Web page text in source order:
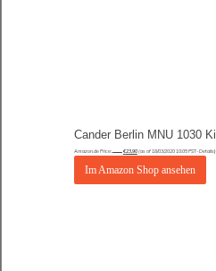
Amazon.de Price:€26,90 €23,90(as of 18/03/2020 10:05 PST-Details)
Im Amazon Shop ansehen